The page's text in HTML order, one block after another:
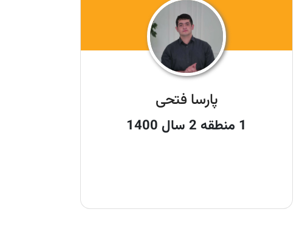
پارسا فتحی
1 منطقه 2 سال 1400